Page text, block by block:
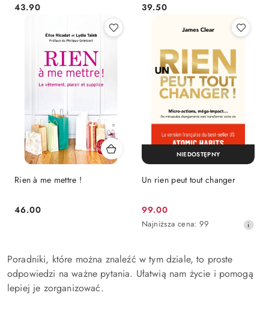
Cena:
43.90 Cena:
39.50
Rien à me mettre !
Cena:
46.00
Un rien peut tout changer
Cena
promocyjna:
99.00
Najniższa
30
dni
przed
Najniższa cena: 99
NIEDOSTĘPNY
Poradniki, które można znaleźć w tym dziale, to proste
odpowiedzi na ważne pytania. Ułatwią nam życie i pomogą
lepiej je zorganizować.